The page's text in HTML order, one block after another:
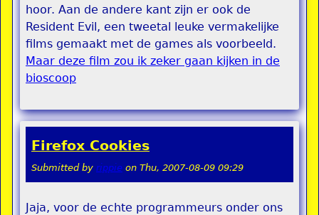
hoor. Aan de andere kant zijn er ook de
Resident Evil, een tweetal leuke vermakelijke
films gemaakt met de games als voorbeeld.
Maar deze film zou ik zeker gaan kijken in de
bioscoop
Firefox Cookies
Submitted by rippie on Thu, 2007-08-09 09:29
Jaja, voor de echte programmeurs onder ons